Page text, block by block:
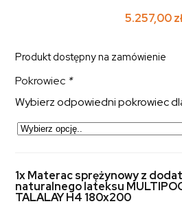
5.257,00zł
Produkt dostępny na zamówienie
Pokrowiec *
Wybierz odpowiedni pokrowiec
1x Materac sprężynowy z
naturalnego lateksu
TALALAY H4 180x200